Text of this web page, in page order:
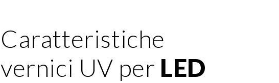
Caratteristiche
vernici UV per LED